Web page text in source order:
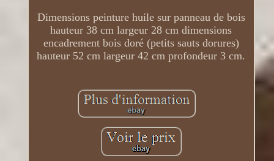
Dimensions peinture huile sur panneau de bois
hauteur 38 cm largeur 28 cm dimensions
encadrement bois doré (petits sauts dorures)
hauteur 52 cm largeur 42 cm profondeur 3 cm.